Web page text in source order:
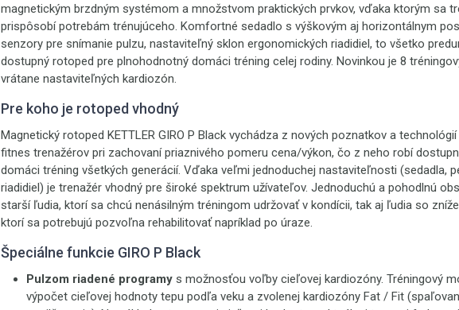
magnetickým brzdným systémom a množstvom praktických prvkov, vďaka ktorým sa
prispôsobí potrebám trénujúceho. Komfortné sedadlo s výškovým aj horizontálnym
senzory pre snímanie pulzu, nastaviteľný sklon ergonomických riadidiel, to všetko
dostupný rotoped pre plnohodnotný domáci tréning celej rodiny. Novinkou je 8
vrátane nastaviteľných kardiozón.
Pre koho je rotoped vhodný
Magnetický rotoped KETTLER GIRO P Black vychádza z nových poznatkov a
fitnes trenažérov pri zachovaní priaznivého pomeru cena/výkon, čo z neho robí
domáci tréning všetkých generácií. Vďaka veľmi jednoduchej nastaviteľnosti (sedadla,
riadidiel) je trenažér vhodný pre široké spektrum užívateľov. Jednoduchú a pohodlnú
starší ľudia, ktorí sa chcú nenásilným tréningom udržovať v kondícii, tak aj ľudia so
ktorí sa potrebujú pozvoľna rehabilitovať napríklad po úraze.
Špeciálne funkcie GIRO P Black
Pulzom riadené programy s možnosťou voľby cieľovej kardiozóny. Tréningový
výpočet cieľovej hodnoty tepu podľa veku a zvolenej kardiozóny Fat / Fit